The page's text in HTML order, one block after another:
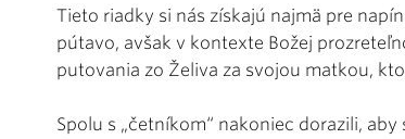
Tieto riadky si nás získajú najmä pre
pútavo, avšak v kontexte Božej
putovania zo Želiva za svojou matkou,
Spolu s „četníkom“ nakoniec dorazili,